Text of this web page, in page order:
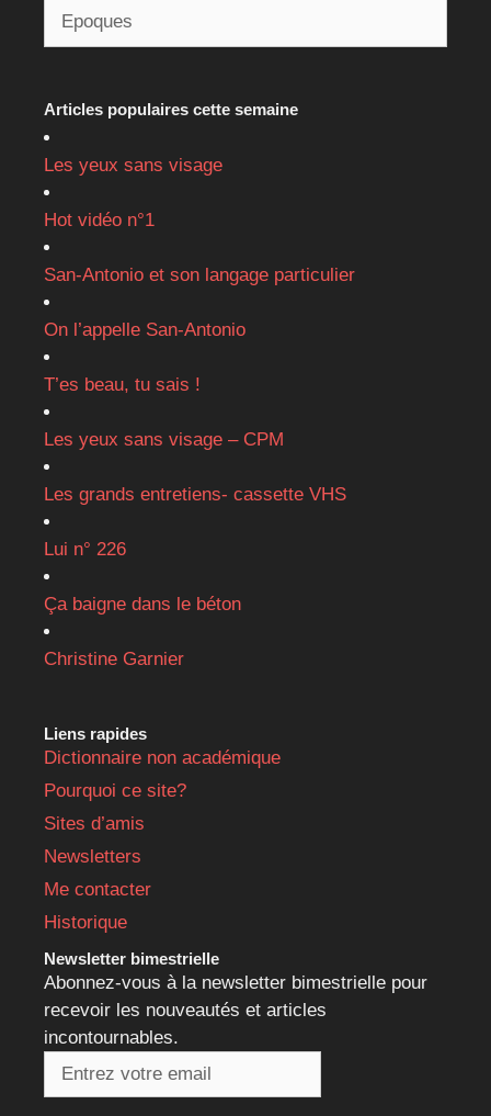
Articles populaires cette semaine
Les yeux sans visage
Hot vidéo n°1
San-Antonio et son langage particulier
On l’appelle San-Antonio
T’es beau, tu sais !
Les yeux sans visage – CPM
Les grands entretiens- cassette VHS
Lui n° 226
Ça baigne dans le béton
Christine Garnier
Liens rapides
Dictionnaire non académique
Pourquoi ce site?
Sites d’amis
Newsletters
Me contacter
Historique
Newsletter bimestrielle
Abonnez-vous à la newsletter bimestrielle pour
recevoir les nouveautés et articles
incontournables.